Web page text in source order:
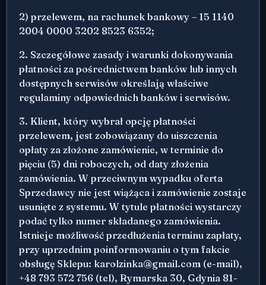
2) przelewem, na rachunek bankowy – 15 1140
2004 0000 3202 8523 6352;
2. Szczegółowe zasady i warunki dokonywania
płatności za pośrednictwem banków lub innych
dostępnych serwisów określają właściwe
regulaminy odpowiednich banków i serwisów.
3. Klient, który wybrał opcję płatności
przelewem, jest zobowiązany do uiszczenia
opłaty za złożone zamówienie, w terminie do
pięciu (5) dni roboczych, od daty złożenia
zamówienia. W przeciwnym wypadku oferta
Sprzedawcy nie jest wiążąca i zamówienie zostaje
usunięte z systemu. W tytule płatności wystarczy
podać tylko numer składanego zamówienia.
Istnieje możliwość przedłużenia terminu zapłaty,
przy uprzednim poinformowaniu o tym fakcie
obsługę Sklepu: karolzinka@gmail.com (e-mail),
+48 793 572 756 (tel), Rymarska 30, Gdynia 81-